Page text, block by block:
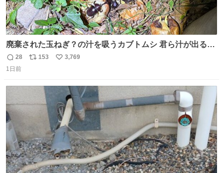
廃棄された玉ねぎ？の汁を吸うカブトムシ 君ら汁が出る植
物ならなんでもいいのかよ… まあ害虫だよねこりゃ 他には
カナブンや黒ゴキが来ていた
返
信
28
リ
数
153
い
3,769
1日前